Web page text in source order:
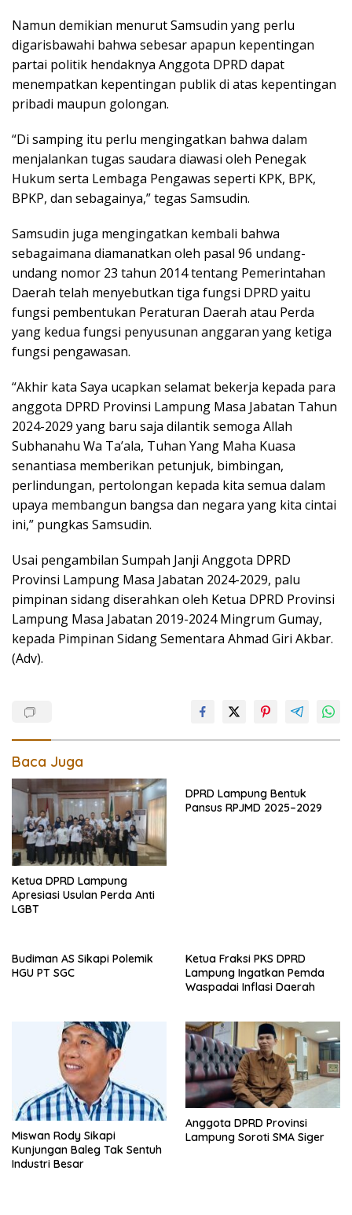
Namun demikian menurut Samsudin yang perlu
digarisbawahi bahwa sebesar apapun kepentingan
partai politik hendaknya Anggota DPRD dapat
menempatkan kepentingan publik di atas kepentingan
pribadi maupun golongan.
“Di samping itu perlu mengingatkan bahwa dalam
menjalankan tugas saudara diawasi oleh Penegak
Hukum serta Lembaga Pengawas seperti KPK, BPK,
BPKP, dan sebagainya,” tegas Samsudin.
Samsudin juga mengingatkan kembali bahwa
sebagaimana diamanatkan oleh pasal 96 undang-
undang nomor 23 tahun 2014 tentang Pemerintahan
Daerah telah menyebutkan tiga fungsi DPRD yaitu
fungsi pembentukan Peraturan Daerah atau Perda
yang kedua fungsi penyusunan anggaran yang ketiga
fungsi pengawasan.
“Akhir kata Saya ucapkan selamat bekerja kepada para
anggota DPRD Provinsi Lampung Masa Jabatan Tahun
2024-2029 yang baru saja dilantik semoga Allah
Subhanahu Wa Ta’ala, Tuhan Yang Maha Kuasa
senantiasa memberikan petunjuk, bimbingan,
perlindungan, pertolongan kepada kita semua dalam
upaya membangun bangsa dan negara yang kita cintai
ini,” pungkas Samsudin.
Usai pengambilan Sumpah Janji Anggota DPRD
Provinsi Lampung Masa Jabatan 2024-2029, palu
pimpinan sidang diserahkan oleh Ketua DPRD Provinsi
Lampung Masa Jabatan 2019-2024 Mingrum Gumay,
kepada Pimpinan Sidang Sementara Ahmad Giri Akbar.
(Adv).
Baca Juga
Ketua DPRD Lampung
Apresiasi Usulan Perda Anti
LGBT
DPRD Lampung Bentuk
Pansus RPJMD 2025–2029
Budiman AS Sikapi Polemik
HGU PT SGC
Ketua Fraksi PKS DPRD
Lampung Ingatkan Pemda
Waspadai Inflasi Daerah
Miswan Rody Sikapi
Kunjungan Baleg Tak Sentuh
Industri Besar
Anggota DPRD Provinsi
Lampung Soroti SMA Siger